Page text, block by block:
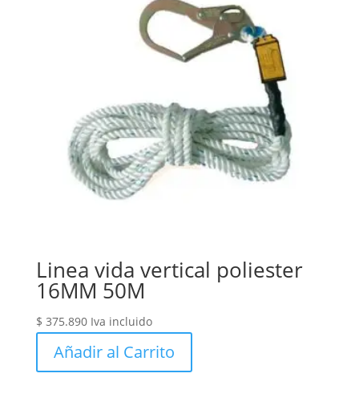
Linea vida vertical poliester
16MM 50M
$ 375.890 Iva incluido
Añadir al Carrito